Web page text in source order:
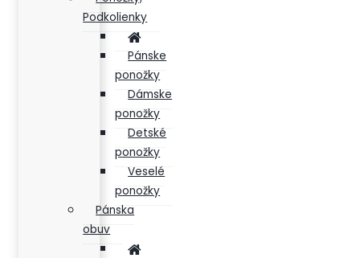
Podkolienky
Pánske
ponožky
Dámske
ponožky
Detské
ponožky
Veselé
ponožky
Pánska
obuv